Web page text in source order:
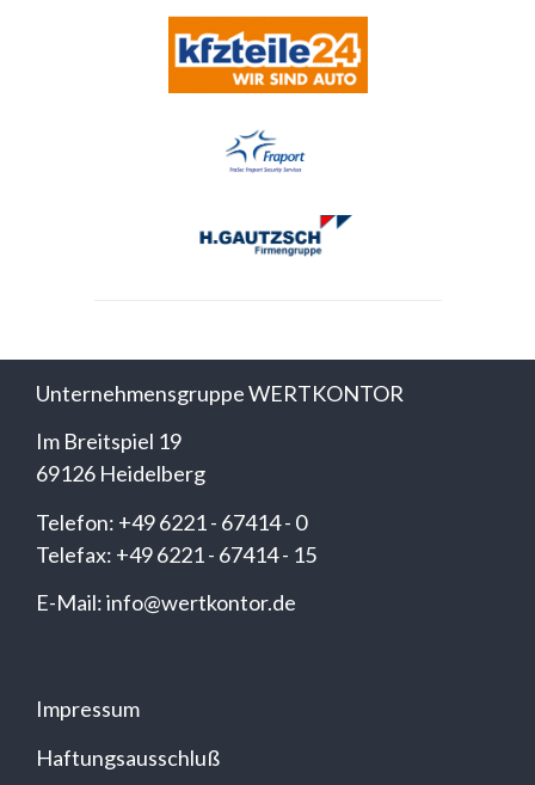
Unternehmensgruppe WERTKONTOR
Im Breitspiel 19
69126 Heidelberg
Telefon: +49 6221 - 67414 - 0
Telefax: +49 6221 - 67414 - 15
E-Mail: info@wertkontor.de
Impressum
Haftungsausschluß